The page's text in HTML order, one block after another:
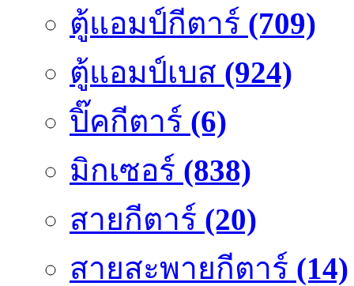
ตู้แอมป์กีตาร์ (709)
ตู้แอมป์เบส (924)
ปิ๊คกีตาร์ (6)
มิกเซอร์ (838)
สายกีตาร์ (20)
สายสะพายกีตาร์ (14)